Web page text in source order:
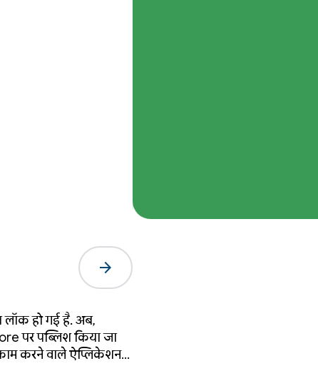
arrow_forward
लॉक हो गई है. अब,
पर पब्लिश किया जा
करने वाले ऐप्लिकेशन